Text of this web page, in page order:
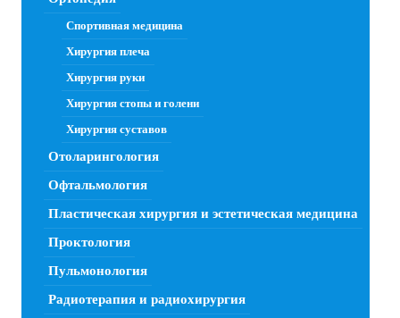
Спортивная медицина
Хирургия плеча
Хирургия руки
Хирургия стопы и голени
Хирургия суставов
Отоларингология
Офтальмология
Пластическая хирургия и эстетическая медицина
Проктология
Пульмонология
Радиотерапия и радиохирургия